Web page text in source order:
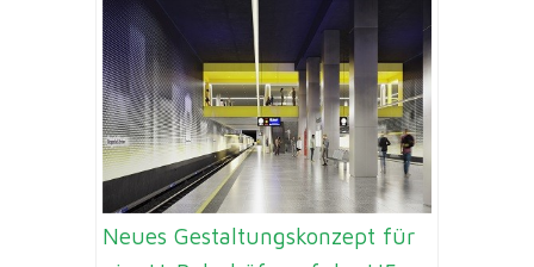
Neues Gestaltungskonzept für